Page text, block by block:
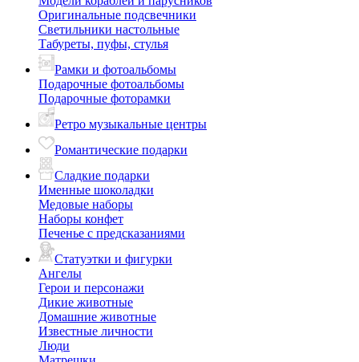
Оригинальные подсвечники
Светильники настольные
Табуреты, пуфы, стулья
Рамки и фотоальбомы
Подарочные фотоальбомы
Подарочные фоторамки
Ретро музыкальные центры
Романтические подарки
Сладкие подарки
Именные шоколадки
Медовые наборы
Наборы конфет
Печенье с предсказаниями
Статуэтки и фигурки
Ангелы
Герои и персонажи
Дикие животные
Домашние животные
Известные личности
Люди